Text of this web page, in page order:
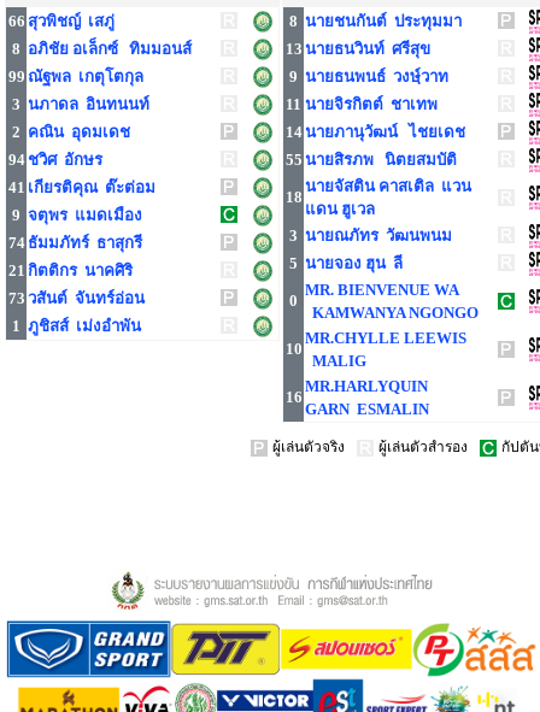
66 สุวพิชญ์ เสภู่
8 อภิชัย อเล็กซ์ ทิมมอนส์
99 ณัฐพล เกตุโตกุล
3 นภาดล อินทนนท์
2 คณิน อุดมเดช
94 ชวิศ อักษร
41 เกียรติคุณ ต๊ะต่อม
9 จตุพร แมดเมือง
74 ธัมมภัทร์ ธาสุกรี
21 กิตติกร นาคศิริ
73 วสันต์ จันทร์อ่อน
1 ภูชิสส์ เม่งอำพัน
8 นายชนกันต์ ประทุมมา
13 นายธนวินท์ ศรีสุข
9 นายธนพนธ์ วงษฺ์วาท
11 นายจิรกิตต์ ชาเทพ
14นายภานุวัฒน์ ไชยเดช
55 นายสิรภพ นิตยสมบัติ
18
นายจัสติน คาสเติล แวน
แดน ฮูเวล
3 นายณภัทร วัฒนพนม
5 นายจอง ฮุน ลี
0
MR. BIENVENUE WA
KAMWANYA NGONGO
10
MR.CHYLLE LEEWIS
MALIG
16
MR.HARLYQUIN
GARN ESMALIN
ผู้เล่นตัวจริง ผู้เล่นตัวสำรอง กัปตั